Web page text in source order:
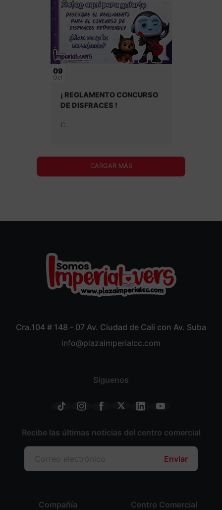
09
Oct
¡ REGLAMENTO CONCURSO
DE DISFRACES !
C...
CARGAR MÁS
Cra.104 # 148 - 07 Av. Ciudad de Cali con Av. Suba
info@plazaimperialcc.com
Compañía Centro Comercial
Síguenos
Recibe las últimas noticias del centro comercial
Enviar